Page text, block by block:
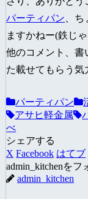
パーティパン 、
ますかねー(鉄じ
他のコメント、書
た載せてもらう気
パーティパン
アサヒ軽金属
べ
シェアする
X Facebook はてブ
admin_kitchenをフ
admin_kitchen